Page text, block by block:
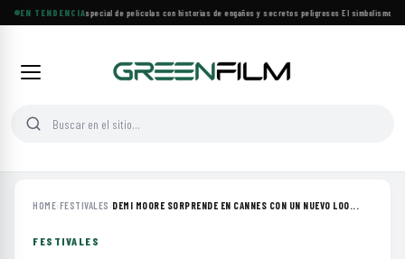
EN TENDENCIA
Lifetime estrena especial de películas con historias de engaños y secretos peligrosos·El simbolismo de
HOME›FESTIVALES ›DEMI MOORE SORPRENDE EN CANNES CON UN NUEVO LOO...
FESTIVALES